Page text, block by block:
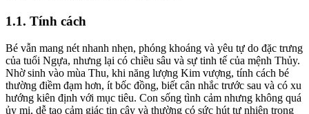
1.1. Tính cách
Bé vẫn mang nét nhanh nhẹn, phóng khoáng và yêu tự do đặc trưng
của tuổi Ngựa, nhưng lại có chiều sâu và sự tinh tế của mệnh Thủy.
Nhờ sinh vào mùa Thu, khi năng lượng Kim vượng, tính cách bé
thường điềm đạm hơn, ít bốc đồng, biết cân nhắc trước sau và có xu
hướng kiên định với mục tiêu. Con sống tình cảm nhưng không quá
ủy mị, dễ tạo cảm giác tin cậy và thường có sức hút tự nhiên trong